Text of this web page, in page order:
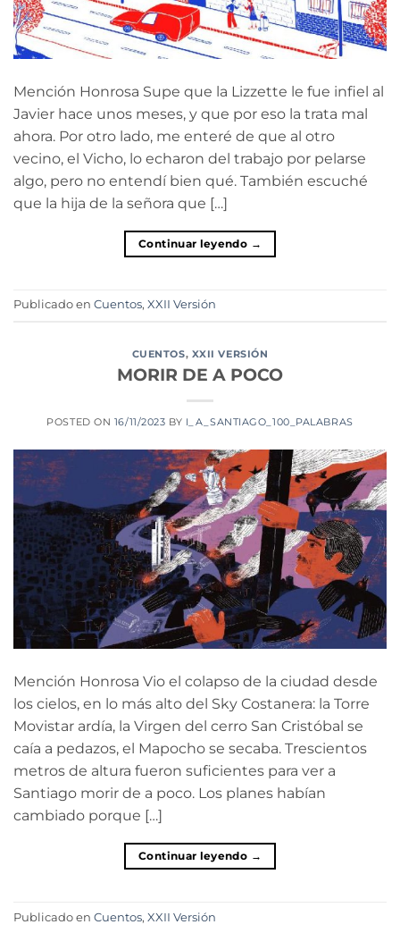
Mención Honrosa Supe que la Lizzette le fue infiel al
Javier hace unos meses, y que por eso la trata mal
ahora. Por otro lado, me enteré de que al otro
vecino, el Vicho, lo echaron del trabajo por pelarse
algo, pero no entendí bien qué. También escuché
que la hija de la señora que […]
Continuar leyendo →
Publicado en Cuentos, XXII Versión
CUENTOS, XXII VERSIÓN
MORIR DE A POCO
POSTED ON 16/11/2023 BY I_A_SANTIAGO_100_PALABRAS
Mención Honrosa Vio el colapso de la ciudad desde
los cielos, en lo más alto del Sky Costanera: la Torre
Movistar ardía, la Virgen del cerro San Cristóbal se
caía a pedazos, el Mapocho se secaba. Trescientos
metros de altura fueron suficientes para ver a
Santiago morir de a poco. Los planes habían
cambiado porque […]
Continuar leyendo →
Publicado en Cuentos, XXII Versión